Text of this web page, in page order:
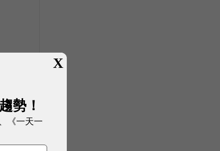
X
勢！
《一天一